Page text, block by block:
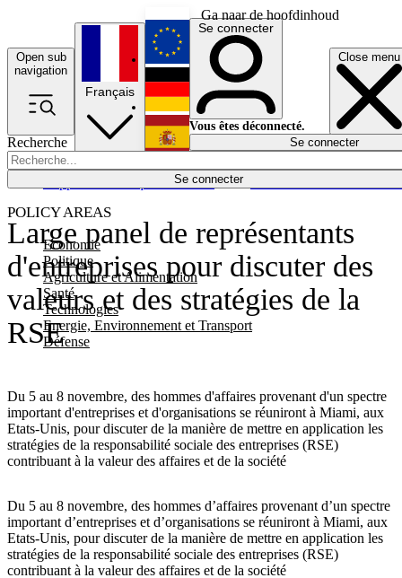
Ga naar de hoofdinhoud
Open sub
navigation
Close menu
Recherche
Se connecter
POLICY AREAS
Economie
Politique
Agriculture et Alimentation
Santé
Technologies
Energie, Environnement et Transport
Défense
Économie
Français
English
Deutsch
Español
Se connecter
Vous êtes déconnecté.
Se connecter
Large panel de représentants
d'entreprises pour discuter des
valeurs et des stratégies de la
RSE
Du 5 au 8 novembre, des hommes d'affaires provenant d'un spectre
important d'entreprises et d'organisations se réuniront à Miami, aux
Etats-Unis, pour discuter de la manière de mettre en application les
stratégies de la responsabilité sociale des entreprises (RSE)
contribuant à la valeur des affaires et de la société
Du 5 au 8 novembre, des hommes d’affaires provenant d’un spectre
important d’entreprises et d’organisations se réuniront à Miami, aux
Etats-Unis, pour discuter de la manière de mettre en application les
stratégies de la responsabilité sociale des entreprises (RSE)
contribuant à la valeur des affaires et de la société